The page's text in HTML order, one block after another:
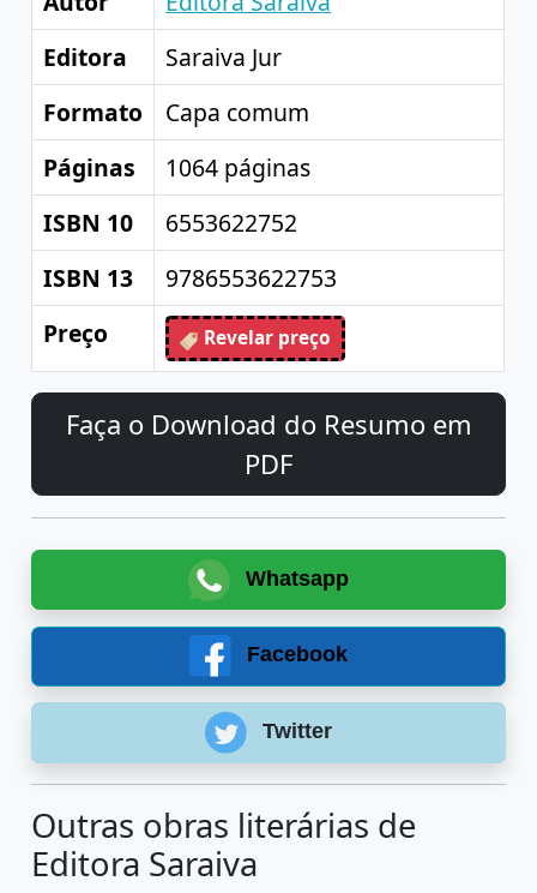
Editora
Saraiva Jur
Formato
Capa comum
Páginas
1064 páginas
ISBN 10
6553622752
ISBN 13
9786553622753
Preço
Revelar preço
Faça o Download do Resumo em
PDF
Whatsapp
Facebook
Twitter
Outras obras literárias de
Editora Saraiva